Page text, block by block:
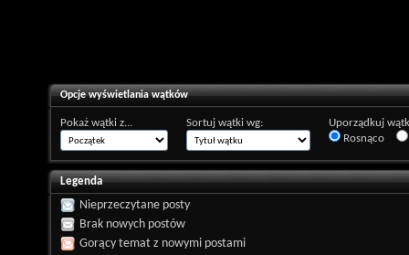
Opcje wyświetlania wątków
Pokaż wątki z... Sortuj wątki wg:
Uporządkuj
Rosnąco
Legenda
Nieprzeczytane posty
Brak nowych postów
Gorący temat z nowymi postami